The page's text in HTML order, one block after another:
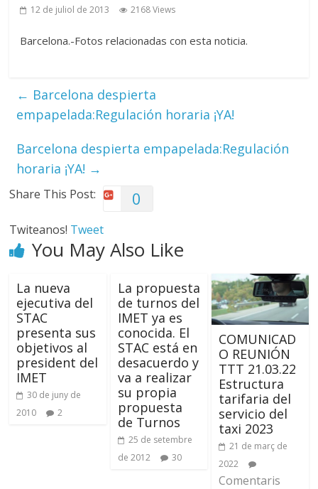
12 de juliol de 2013 2168 Views
Barcelona.-Fotos relacionadas con esta noticia.
← Barcelona despierta
empapelada:Regulación horaria ¡YA!
Barcelona despierta empapelada:Regulación
horaria ¡YA! →
Share This Post: 0
Twiteanos! Tweet
You May Also Like
La nueva
ejecutiva del
STAC
presenta sus
objetivos al
president del
IMET
30 de juny de
2010
2
La propuesta
de turnos del
IMET ya es
conocida. El
STAC está en
desacuerdo y
va a realizar
su propia
propuesta
de Turnos
25 de setembre
de 2012
30
COMUNICAD
O REUNIÓN
TTT 21.03.22
Estructura
tarifaria del
servicio del
taxi 2023
21 de març de
2022
Comentaris